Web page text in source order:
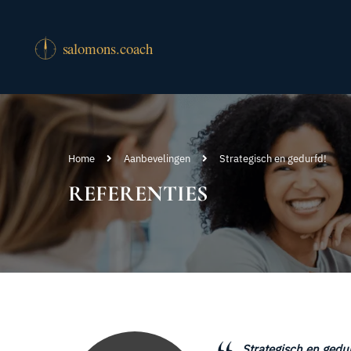
Home Aanbevelingen Strategisch en gedurfd!
REFERENTIES